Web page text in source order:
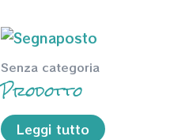
Senza categoria
Prodotto
Leggi tutto